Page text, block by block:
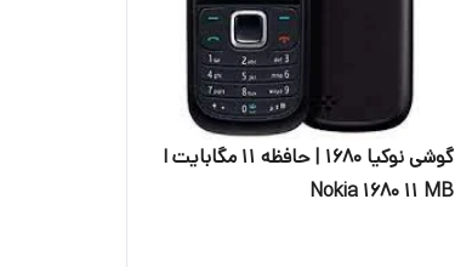
گوشی نوکیا 1680 | حافظه 11 مگابایت ا
Nokia 1680 11 MB